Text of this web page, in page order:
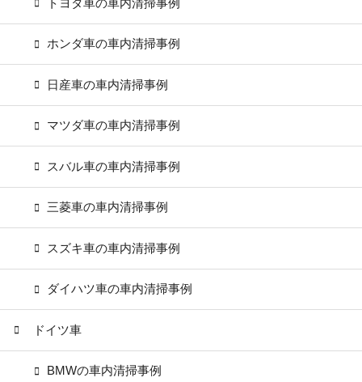
トヨタ車の車内清掃事例
ホンダ車の車内清掃事例
日産車の車内清掃事例
マツダ車の車内清掃事例
スバル車の車内清掃事例
三菱車の車内清掃事例
スズキ車の車内清掃事例
ダイハツ車の車内清掃事例
ドイツ車
BMWの車内清掃事例